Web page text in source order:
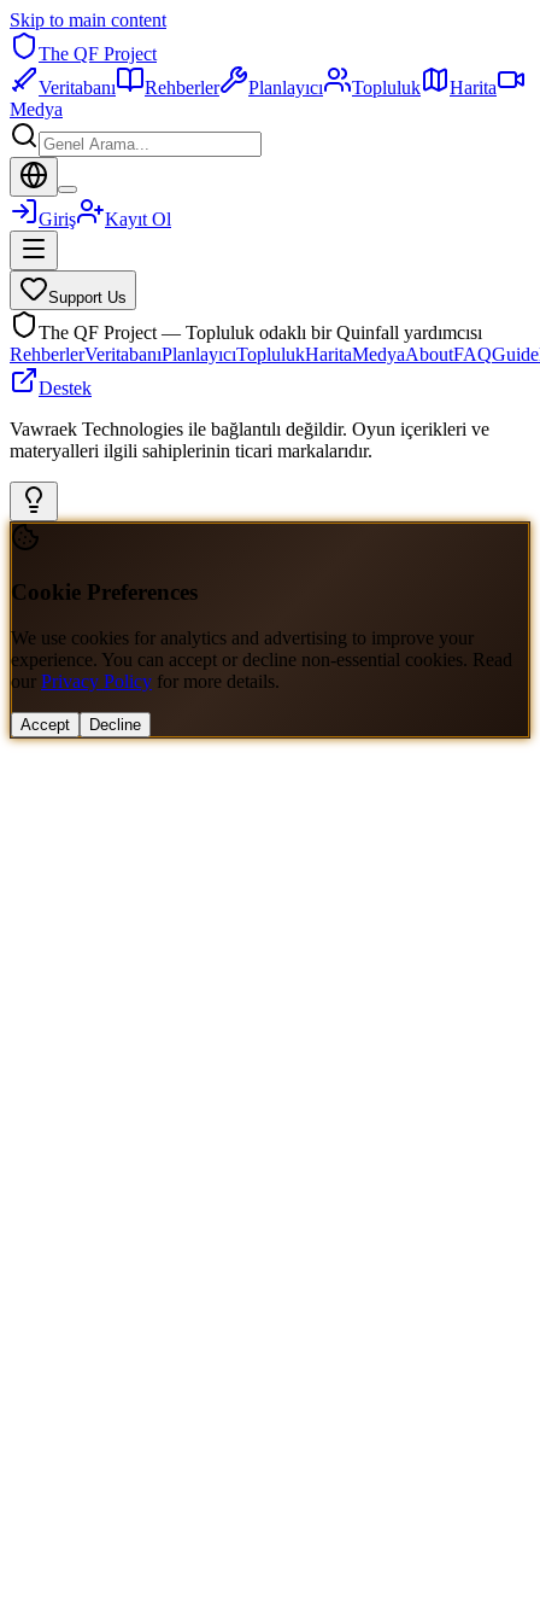
Skip to main content
The QF Project
Veritabanı
Rehberler Planlayıcı Topluluk
Harita
Medya
Giriş Kayıt Ol
Support Us
The QF Project — Topluluk odaklı bir Quinfall yardımcısı
RehberlerVeritabanıPlanlayıcıToplulukHaritaMedyaAboutFAQ
Destek
Vawraek Technologies ile bağlantılı değildir. Oyun içerikleri ve
materyalleri ilgili sahiplerinin ticari markalarıdır.
Cookie Preferences
We use cookies for analytics and advertising to improve your
experience. You can accept or decline non-essential cookies. Read
our Privacy Policy for more details.
Accept Decline